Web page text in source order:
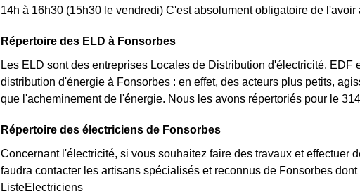
14h à 16h30 (15h30 le vendredi) C'est absolument obligatoire de
Répertoire des ELD à Fonsorbes
Les ELD sont des entreprises Locales de Distribution d'électricité.
distribution d'énergie à Fonsorbes : en effet, des acteurs plus petits,
que l'acheminement de l'énergie. Nous les avons répertoriés pour le
Répertoire des électriciens de Fonsorbes
Concernant l'électricité, si vous souhaitez faire des travaux et effectuer
faudra contacter les artisans spécialisés et reconnus de Fonsorbes
ListeElectriciens